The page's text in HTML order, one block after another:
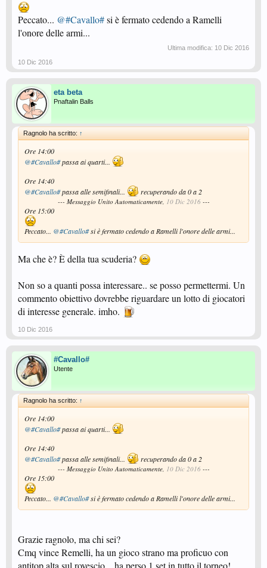
Peccato... @#Cavallo#si è fermato cedendo a Ramelli
l'onore delle armi...
Ultima modifica: 10 Dic 2016
10 Dic 2016
eta beta
Pnaftalin Balls
Ragnolo ha scritto: ↑
Ore 14:00
@#Cavallo#passa ai quarti...
Ore 14:40
@#Cavallo#passa alle semifinali... recuperando da 0 a 2
--- Messaggio Unito Automaticamente, 10 Dic 2016 ---
Ore 15:00
Peccato... @#Cavallo#si è fermato cedendo a Ramelli l'onore delle armi...
Ma che è? È della tua scuderia?
Non so a quanti possa interessare.. se posso permettermi. Un
commento obiettivo dovrebbe riguardare un lotto di giocatori
di interesse generale. imho.
10 Dic 2016
#Cavallo#
Utente
Ragnolo ha scritto: ↑
Ore 14:00
@#Cavallo#passa ai quarti...
Ore 14:40
@#Cavallo#passa alle semifinali... recuperando da 0 a 2
--- Messaggio Unito Automaticamente, 10 Dic 2016 ---
Ore 15:00
Peccato... @#Cavallo#si è fermato cedendo a Ramelli l'onore delle armi...
Grazie ragnolo, ma chi sei?
Cmq vince Remelli, ha un gioco strano ma proficuo con
antitop alta sul rovescio... ha perso 1 set in tutto il torneo!